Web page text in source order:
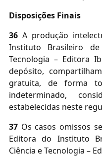
Disposições Finais
36 A produção
Instituto Brasileiro
Tecnologia – Editora
depósito,
gratuita, de forma
indeterminado,
estabelecidas neste
37 Os casos omissos
Editora do Instituto
Ciência e Tecnologia –